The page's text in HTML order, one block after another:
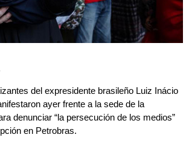
del expresidente brasileño Luiz Inácio
ayer frente a la sede de la
denunciar “la persecución de los medios”
en Petrobras.